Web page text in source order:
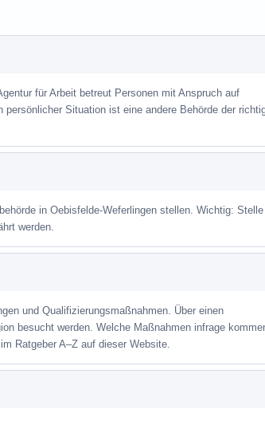
für Arbeit betreut Personen mit Anspruch auf
Situation ist eine andere Behörde der
in Oebisfelde-Weferlingen stellen. Wichtig:
werden.
und Qualifizierungsmaßnahmen. Über einen
besucht werden. Welche Maßnahmen infrage
Ratgeber A–Z auf dieser Website.